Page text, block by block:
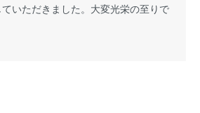
いただきました。大変光栄の至りで